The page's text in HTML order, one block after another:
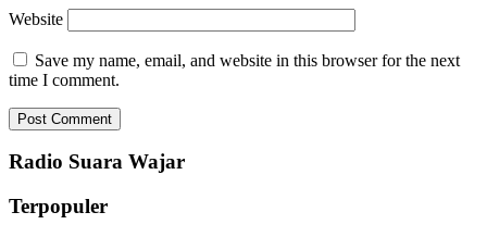
Website
Save my name, email, and website in this browser for the next
time I comment.
Radio Suara Wajar
Terpopuler